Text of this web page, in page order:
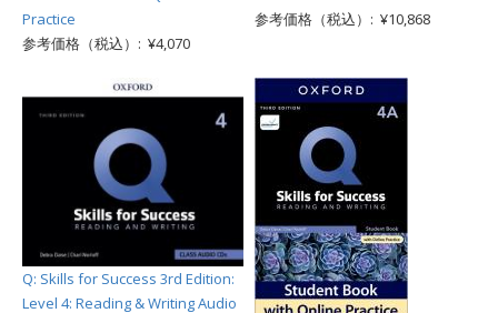
Practice
参考価格（税込）: ¥4,070
参考価格（税込）: ¥10,868
Q: Skills for Success 3rd Edition:
Level 4: Reading & Writing Audio